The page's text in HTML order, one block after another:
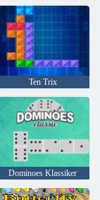
Ten Trix
Dominoes Klassiker